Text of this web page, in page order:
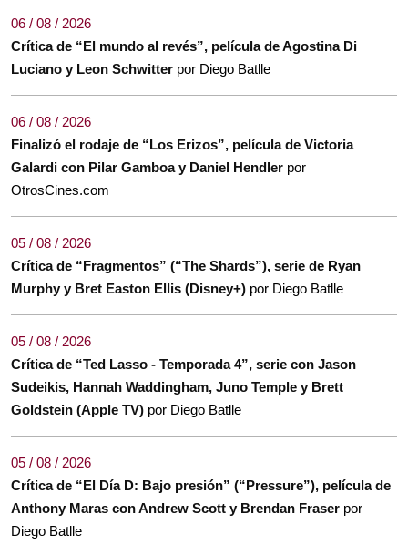
06 / 08 / 2026
Crítica de “El mundo al revés”, película de Agostina Di
Luciano y Leon Schwitter por Diego Batlle
06 / 08 / 2026
Finalizó el rodaje de “Los Erizos”, película de Victoria
Galardi con Pilar Gamboa y Daniel Hendler por
OtrosCines.com
05 / 08 / 2026
Crítica de “Fragmentos” (“The Shards”), serie de Ryan
Murphy y Bret Easton Ellis (Disney+) por Diego Batlle
05 / 08 / 2026
Crítica de “Ted Lasso - Temporada 4”, serie con Jason
Sudeikis, Hannah Waddingham, Juno Temple y Brett
Goldstein (Apple TV) por Diego Batlle
05 / 08 / 2026
Crítica de “El Día D: Bajo presión” (“Pressure”), película de
Anthony Maras con Andrew Scott y Brendan Fraser por
Diego Batlle